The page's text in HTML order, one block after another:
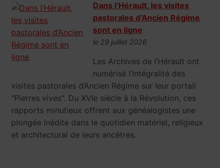
Dans l’Hérault, les visites
pastorales d’Ancien Régime
sont en ligne
le 29 juillet 2026
Les Archives de l’Hérault ont
numérisé l’intégralité des
visites pastorales d’Ancien Régime sur leur portail
"Pierres vives". Du XVIe siècle à la Révolution, ces
rapports minutieux offrent aux généalogistes une
plongée inédite dans le quotidien matériel, religieux
et architectural de leurs ancêtres.